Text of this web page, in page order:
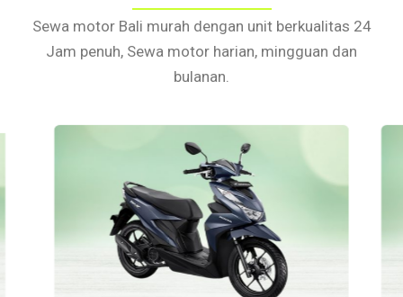
Sewa motor Bali murah dengan unit berkualitas 24
Jam penuh, Sewa motor harian, mingguan dan
bulanan.